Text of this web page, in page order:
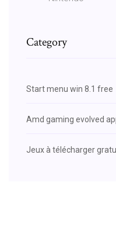
Category
Start menu win 8.1 free
Amd gaming evolved
Jeux à télécharger